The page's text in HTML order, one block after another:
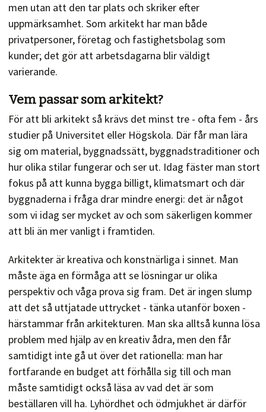
men utan att den tar plats och skriker efter
uppmärksamhet. Som arkitekt har man både
privatpersoner, företag och fastighetsbolag som
kunder; det gör att arbetsdagarna blir väldigt
varierande.
Vem passar som arkitekt?
För att bli arkitekt så krävs det minst tre - ofta fem - års
studier på Universitet eller Högskola. Där får man lära
sig om material, byggnadssätt, byggnadstraditioner och
hur olika stilar fungerar och ser ut. Idag fäster man stort
fokus på att kunna bygga billigt, klimatsmart och där
byggnaderna i fråga drar mindre energi: det är något
som vi idag ser mycket av och som säkerligen kommer
att bli än mer vanligt i framtiden.
Arkitekter är kreativa och konstnärliga i sinnet. Man
måste äga en förmåga att se lösningar ur olika
perspektiv och våga prova sig fram. Det är ingen slump
att det så uttjatade uttrycket - tänka utanför boxen -
härstammar från arkitekturen. Man ska alltså kunna lösa
problem med hjälp av en kreativ ådra, men den får
samtidigt inte gå ut över det rationella: man har
fortfarande en budget att förhålla sig till och man
måste samtidigt också läsa av vad det är som
beställaren vill ha. Lyhördhet och ödmjukhet är därför